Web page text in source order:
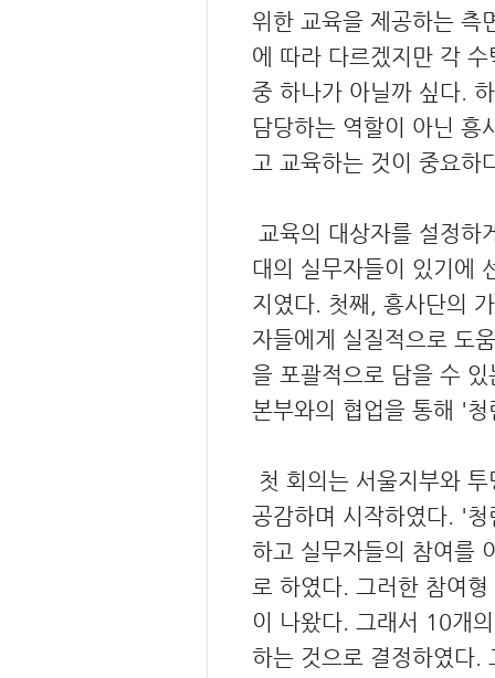
위한 교육을 제공하는 측
에 따라 다르겠지만 각
중 하나가 아닐까 싶다.
담당하는 역할이 아닌 흥
고 교육하는 것이 중요하
교육의 대상자를 설정하
대의 실무자들이 있기에
지였다. 첫째, 흥사단의
자들에게 실질적으로 도
을 포괄적으로 담을 수
본부와의 협업을 통해 '
첫 회의는 서울지부와
공감하며 시작하였다. '
하고 실무자들의 참여를
로 하였다. 그러한 참여
이 나왔다. 그래서 10개
하는 것으로 결정하였다.